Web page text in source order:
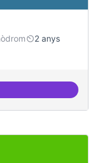
2 anys
d'ILPs